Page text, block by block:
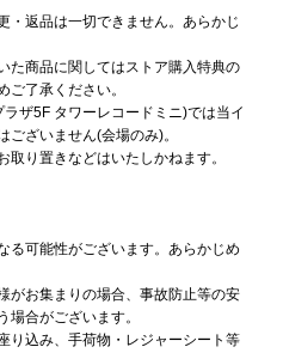
返品は一切できません。あらかじ
た商品に関してはストア購入特典の
ご了承ください。
ザ5F タワーレコードミニ)では当イ
ざいません(会場のみ)。
り置きなどはいたしかねます。
可能性がございます。あらかじめ
がお集まりの場合、事故防止等の安
場合がございます。
り込み、手荷物・レジャーシート等